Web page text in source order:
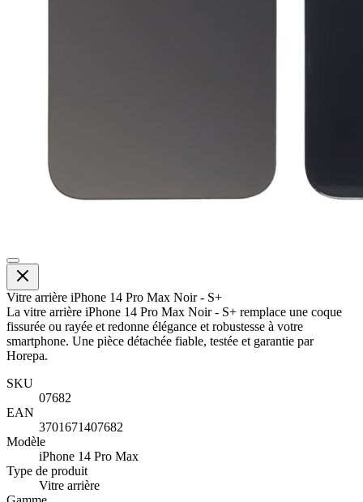
Vitre arrière iPhone 14 Pro Max Noir - S+
La vitre arrière iPhone 14 Pro Max Noir - S+ remplace une coque
fissurée ou rayée et redonne élégance et robustesse à votre
smartphone. Une pièce détachée fiable, testée et garantie par
Horepa.
SKU
07682
EAN
3701671407682
Modèle
iPhone 14 Pro Max
Type de produit
Vitre arrière